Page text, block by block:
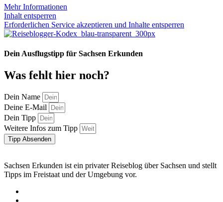
Mehr Informationen
Inhalt entsperren
Erforderlichen Service akzeptieren und Inhalte entsperren
Dein Ausflugstipp für Sachsen Erkunden
Was fehlt hier noch?
Dein Name
Deine E-Mail
Dein Tipp
Weitere Infos zum Tipp
Tipp Absenden
Sachsen Erkunden ist ein privater Reiseblog über Sachsen und stellt
Tipps im Freistaat und der Umgebung vor.